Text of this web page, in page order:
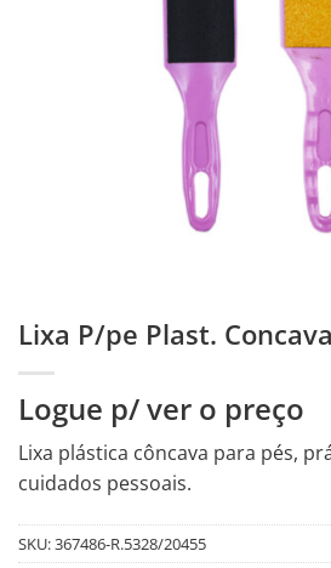
Lixa P/pe Plast. Concava
Logue p/ ver o preço
Lixa plástica côncava para pés,
cuidados pessoais.
SKU:367486-R.5328/20455